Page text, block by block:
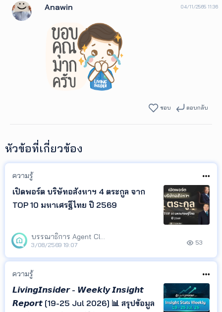
Anawin 04/11/2565 11:36
ชอบ ตอบกลับ
หัวข้อที่เกี่ยวข้อง
ความรู้
เปิดพอร์ต บริษัทอสังหาฯ 4 ตระกูล จาก
TOP 10 มหาเศรฐีไทย ปี 2569
3/08/2569 19:07 53
ความรู้
𝙇𝙞𝙫𝙞𝙣𝙜𝙄𝙣𝙨𝙞𝙙𝙚𝙧 - 𝙒𝙚𝙚𝙠𝙡𝙮 𝙄𝙣𝙨𝙞𝙜𝙝𝙩
𝙍𝙚𝙥𝙤𝙧𝙩 [19-25 Jul 2026] 📊 สรุปข้อมูล